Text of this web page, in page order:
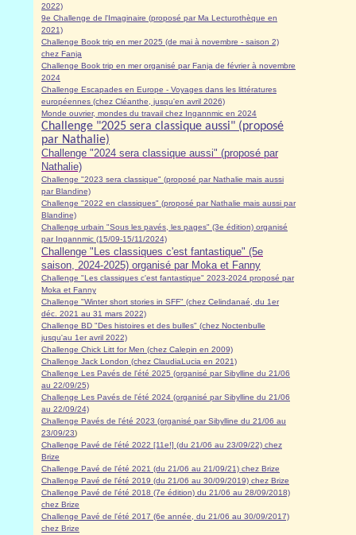
2022)
9e Challenge de l'Imaginaire (proposé par Ma Lecturothèque en
2021)
Challenge Book trip en mer 2025 (de mai à novembre - saison 2)
chez Fanja
Challenge Book trip en mer organisé par Fanja de février à novembre
2024
Challenge Escapades en Europe - Voyages dans les littératures
européennes (chez Cléanthe, jusqu'en avril 2026)
Monde ouvrier, mondes du travail chez Ingannmic en 2024
Challenge "2025 sera classique aussi" (proposé
par Nathalie)
Challenge "2024 sera classique aussi" (proposé par
Nathalie)
Challenge "2023 sera classique" (proposé par Nathalie mais aussi
par Blandine)
Challenge "2022 en classiques" (proposé par Nathalie mais aussi par
Blandine)
Challenge urbain "Sous les pavés, les pages" (3e édition) organisé
par Ingannmic (15/09-15/11/2024)
Challenge "Les classiques c'est fantastique" (5e
saison, 2024-2025) organisé par Moka et Fanny
Challenge "Les classiques c'est fantastique" 2023-2024 proposé par
Moka et Fanny
Challenge "Winter short stories in SFF" (chez Celindanaé, du 1er
déc. 2021 au 31 mars 2022)
Challenge BD "Des histoires et des bulles" (chez Noctenbulle
jusqu'au 1er avril 2022)
Challenge Chick Litt for Men (chez Calepin en 2009)
Challenge Jack London (chez ClaudiaLucia en 2021)
Challenge Les Pavés de l'été 2025 (organisé par Sibylline du 21/06
au 22/09/25)
Challenge Les Pavés de l'été 2024 (organisé par Sibylline du 21/06
au 22/09/24)
Challenge Pavés de l'été 2023 (organisé par Sibylline du 21/06 au
23/09/23)
Challenge Pavé de l'été 2022 [11e!] (du 21/06 au 23/09/22) chez
Brize
Challenge Pavé de l'été 2021 (du 21/06 au 21/09/21) chez Brize
Challenge Pavé de l'été 2019 (du 21/06 au 30/09/2019) chez Brize
Challenge Pavé de l'été 2018 (7e édition) du 21/06 au 28/09/2018)
chez Brize
Challenge Pavé de l'été 2017 (6e année, du 21/06 au 30/09/2017)
chez Brize